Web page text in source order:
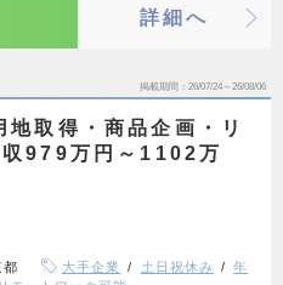
詳細へ
掲載期間 26/07/24～26/08/06
地取得・商品企画・リ
979万円～1102万
都 大手企業 土日祝休み
年